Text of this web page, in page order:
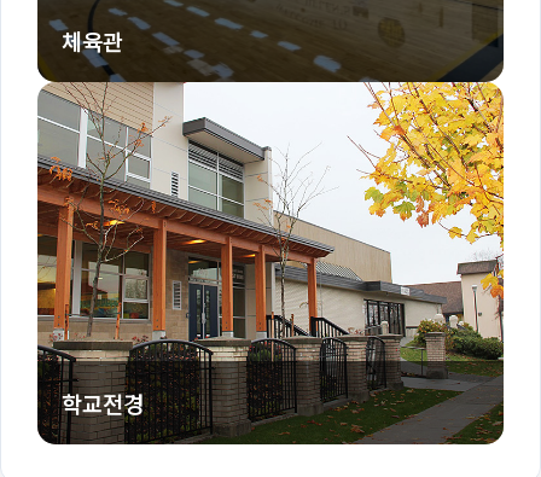
체육관
학교전경